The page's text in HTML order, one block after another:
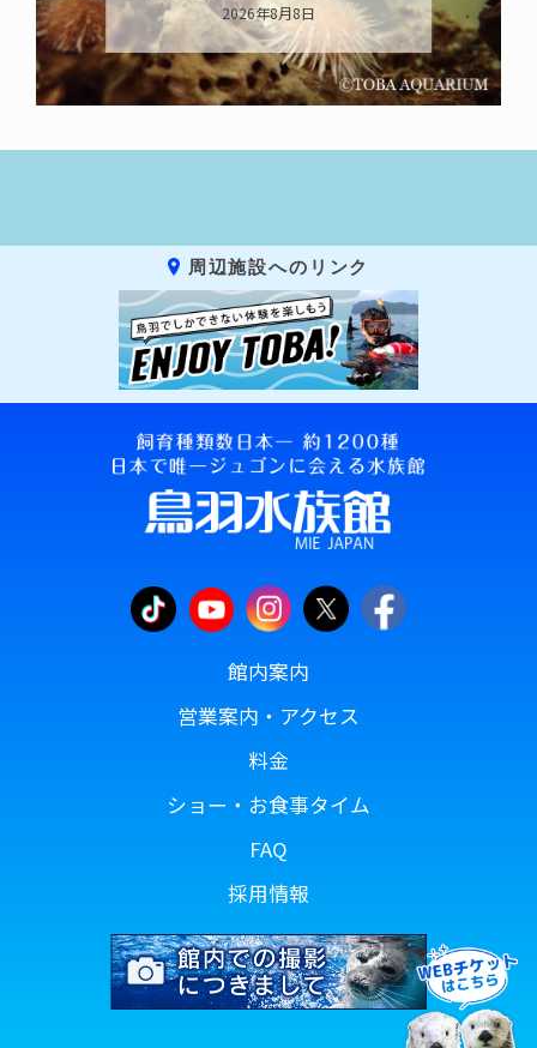
2026年8月8日
周辺施設へのリンク
館内案内
営業案内・アクセス
料金
ショー・お食事タイム
FAQ
採用情報